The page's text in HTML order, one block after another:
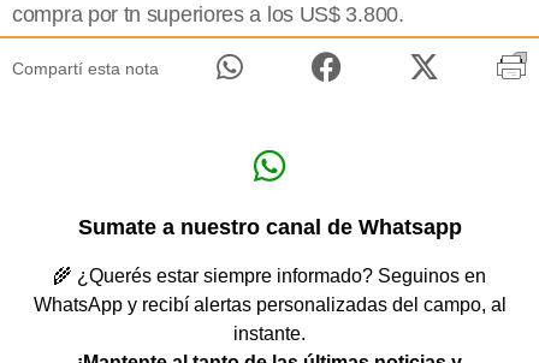
compra por tn superiores a los US$ 3.800.
Compartí esta nota
Sumate a nuestro canal de Whatsapp
🌾 ¿Querés estar siempre informado? Seguinos en
WhatsApp y recibí alertas personalizadas del campo, al
instante.